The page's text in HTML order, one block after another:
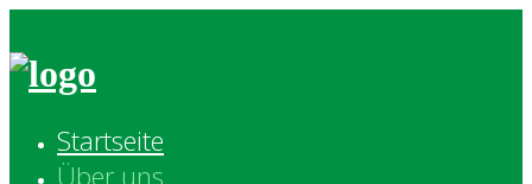
content
Startseite
Über uns